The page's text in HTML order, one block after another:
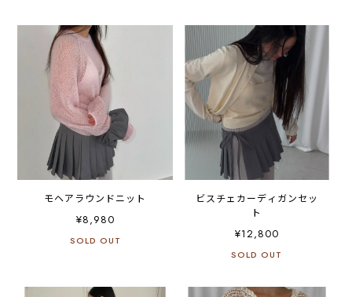
モヘアラウンドニット
¥8,980
SOLD OUT
ビスチェカーディガンセッ
ト
¥12,800
SOLD OUT